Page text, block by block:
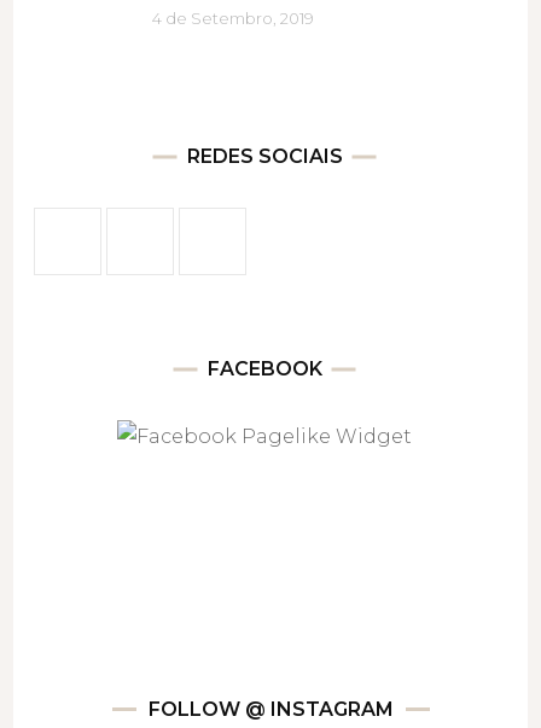
4 de Setembro, 2019
REDES SOCIAIS
FACEBOOK
FOLLOW @ INSTAGRAM